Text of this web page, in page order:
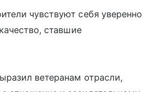
чувствуют себя уверенно
ставшие
ветеранам отрасли,